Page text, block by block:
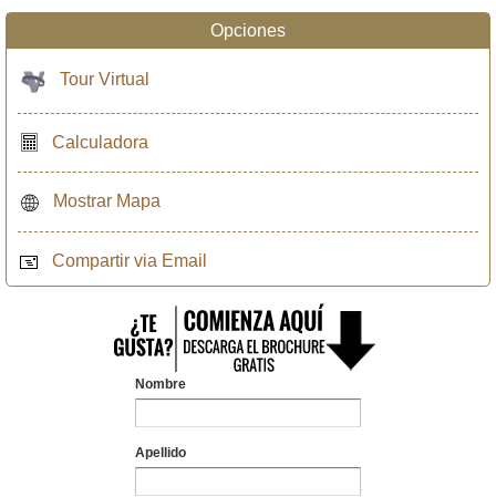
Opciones
Tour Virtual
Calculadora
Mostrar Mapa
Compartir via Email
Nombre
Apellido